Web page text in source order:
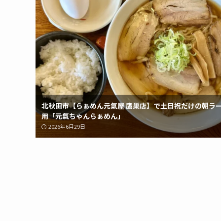
北秋田市【らぁめん元氣屋 鷹巣店】で土日祝だけの朝ラ
用「元氣ちゃんらぁめん」
2026年6月29日